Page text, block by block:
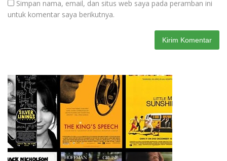
Simpan nama, email, dan situs web saya pada peramban ini
untuk komentar saya berikutnya.